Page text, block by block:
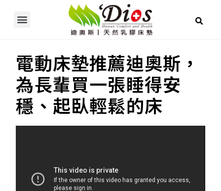
電動床墊推薦迪奧斯，
為長輩買一張睡得安
穩、起臥輕鬆的床